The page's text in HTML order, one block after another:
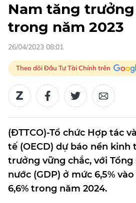
Nam tăng trưởng
trong năm 2023
26/04/2023 08:01
Theo dõi Đầu Tư Tài Chính trên
(ĐTTCO)-Tổ chức Hợp tác
tế (OECD) dự báo nền
trưởng vững chắc, với
nước (GDP) ở mức 6,5%
6,6% trong năm 2024.